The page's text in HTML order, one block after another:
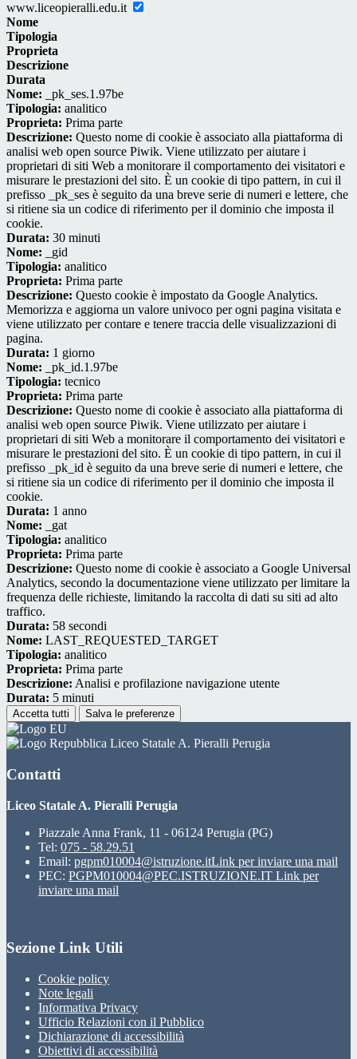
www.liceopieralli.edu.it
Nome
Tipologia
Proprieta
Descrizione
Durata
Nome: _pk_ses.1.97be
Tipologia: analitico
Proprieta: Prima parte
Descrizione: Questo nome di cookie è associato alla piattaforma di
analisi web open source Piwik. Viene utilizzato per aiutare i
proprietari di siti Web a monitorare il comportamento dei visitatori e
misurare le prestazioni del sito. È un cookie di tipo pattern, in cui il
prefisso _pk_ses è seguito da una breve serie di numeri e lettere, che
si ritiene sia un codice di riferimento per il dominio che imposta il
cookie.
Durata: 30 minuti
Nome: _gid
Tipologia: analitico
Proprieta: Prima parte
Descrizione: Questo cookie è impostato da Google Analytics.
Memorizza e aggiorna un valore univoco per ogni pagina visitata e
viene utilizzato per contare e tenere traccia delle visualizzazioni di
pagina.
Durata: 1 giorno
Nome: _pk_id.1.97be
Tipologia: tecnico
Proprieta: Prima parte
Descrizione: Questo nome di cookie è associato alla piattaforma di
analisi web open source Piwik. Viene utilizzato per aiutare i
proprietari di siti Web a monitorare il comportamento dei visitatori e
misurare le prestazioni del sito. È un cookie di tipo pattern, in cui il
prefisso _pk_id è seguito da una breve serie di numeri e lettere, che
si ritiene sia un codice di riferimento per il dominio che imposta il
cookie.
Durata: 1 anno
Nome: _gat
Tipologia: analitico
Proprieta: Prima parte
Descrizione: Questo nome di cookie è associato a Google Universal
Analytics, secondo la documentazione viene utilizzato per limitare la
frequenza delle richieste, limitando la raccolta di dati su siti ad alto
traffico.
Durata: 58 secondi
Nome: LAST_REQUESTED_TARGET
Tipologia: analitico
Proprieta: Prima parte
Descrizione: Analisi e profilazione navigazione utente
Durata: 5 minuti
Accetta tutti Salva le preferenze
Liceo Statale A. Pieralli Perugia
Contatti
Liceo Statale A. Pieralli Perugia
Piazzale Anna Frank, 11 - 06124 Perugia (PG)
Tel: 075 - 58.29.51
Email: pgpm010004@istruzione.itLink per inviare una mail
PEC: PGPM010004@PEC.ISTRUZIONE.IT Link per
inviare una mail
Sezione Link Utili
Cookie policy
Note legali
Informativa Privacy
Ufficio Relazioni con il Pubblico
Dichiarazione di accessibilità
Obiettivi di accessibilità